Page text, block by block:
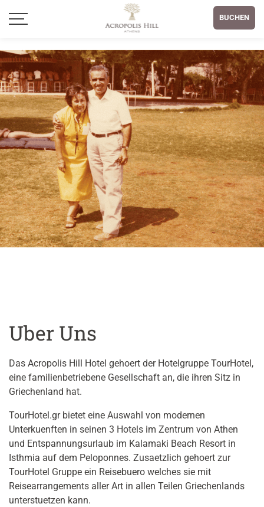
BUCHEN
Uber Uns
Das Acropolis Hill Hotel gehoert der Hotelgruppe TourHotel,
eine familienbetriebene Gesellschaft an, die ihren Sitz in
Griechenland hat.
TourHotel.gr bietet eine Auswahl von modernen
Unterkuenften in seinen 3 Hotels im Zentrum von Athen
und Entspannungsurlaub im Kalamaki Beach Resort in
Isthmia auf dem Peloponnes. Zusaetzlich gehoert zur
TourHotel Gruppe ein Reisebuero welches sie mit
Reisearrangements aller Art in allen Teilen Griechenlands
unterstuetzen kann.